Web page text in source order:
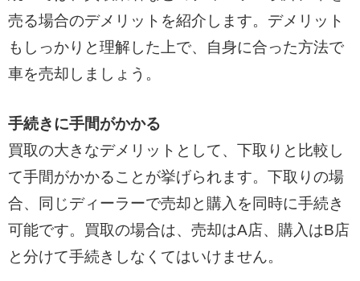
売る場合のデメリットを紹介します。デメリット
もしっかりと理解した上で、自身に合った方法で
車を売却しましょう。
手続きに手間がかかる
買取の大きなデメリットとして、下取りと比較し
て手間がかかることが挙げられます。下取りの場
合、同じディーラーで売却と購入を同時に手続き
可能です。買取の場合は、売却はA店、購入はB店
と分けて手続きしなくてはいけません。